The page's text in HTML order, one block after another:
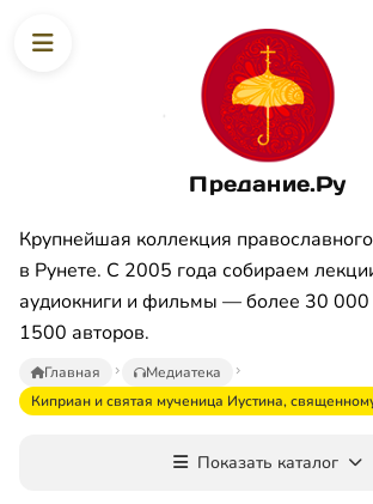
Предание.Ру
Крупнейшая коллекция
в Рунете. С 2005 года собираем
аудиокниги и фильмы — более 30 000
1500 авторов.
Главная
Медиатека
Киприан и святая мученица Иустина,
Показать каталог